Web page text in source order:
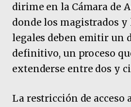
dirime en la Cámara de
donde los magistrados y
legales deben emitir un
definitivo, un proceso
extenderse entre dos y
La restricción de acceso